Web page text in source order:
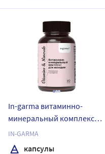
In-garma витаминно-
минеральный комплекс
для женщин 90 шт.
капсулы массой 0,67 г
IN-GARMA
капсулы